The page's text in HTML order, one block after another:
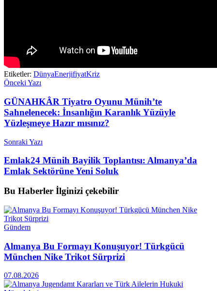
Etiketler: DünyaEnerjifiyatKriz
Önceki Yazı
GÜNAHKÂR Tiyatro Oyunu Münih’te
Sahnelenecek: İnsanlığın Karanlık Yüzüyle
Yüzleşmeye Hazır mısınız?
Sonraki Yazı
Emlak24 Münih Bayilik Toplantısı: Almanya’da
Emlak Sektörüne Yeni Soluk
Bu Haberler İlginizi çekebilir
Gündem
Almanya Bu Formayı Konuşuyor! Türkgücü
München Nike Trikot Sürprizi
07.08.2026